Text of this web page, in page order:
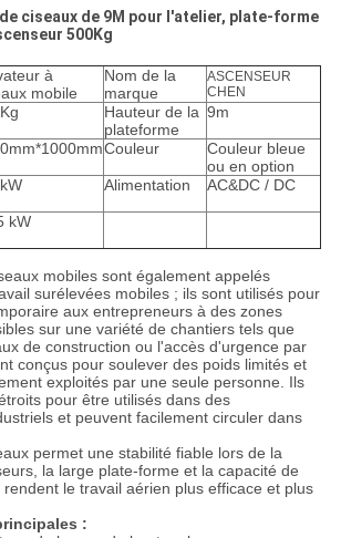
ciseaux de 9M pour l'atelier, plate-forme
500Kg
à
mobile
Nom de la
marque
ASCENSEUR
CHEN
Hauteur de la
plateforme
9m
Couleur
Couleur bleue
ou en option
Alimentation AC&DC / DC
kW
mobiles sont également appelés
surélevées mobiles ; ils sont utilisés pour
aux entrepreneurs à des zones
sur une variété de chantiers tels que
de construction ou l'accès d'urgence par
conçus pour soulever des poids limités et
exploités par une seule personne. Ils
pour être utilisés dans des
et peuvent facilement circuler dans
permet une stabilité fiable lors de la
la large plate-forme et la capacité de
le travail aérien plus efficace et plus
: